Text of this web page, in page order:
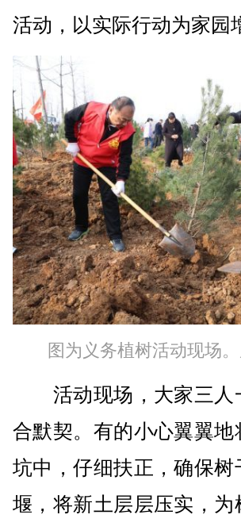
活动，以实际行动为家园
图为义务植树活动现场
活动现场，大家三人
合默契。有的小心翼翼
坑中，仔细扶正，确保
堰，将新土层层压实，